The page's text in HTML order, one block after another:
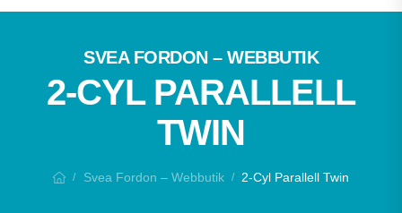
SVEA FORDON – WEBBUTIK
2-CYL PARALLELL
TWIN
/ Svea Fordon – Webbutik / 2-Cyl Parallell Twin